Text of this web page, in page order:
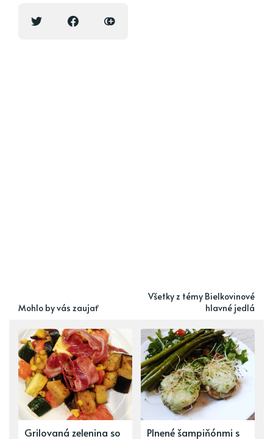
Mohlo by vás zaujať
Všetky z témy Bielkovinové
hlavné jedlá
Grilovaná zelenina so
Plnené šampiňónmi s